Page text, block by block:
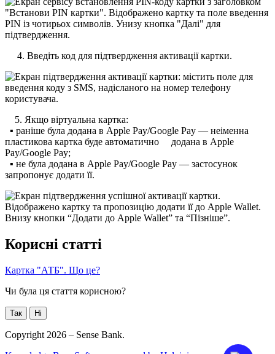
4. Введіть код для підтвердження активації картки.
5. Якщо віртуальна картка:
▪ раніше була додана в Apple Pay/Google Pay — неіменна
пластикова картка буде автоматично додана в Apple
Pay/Google Pay;
▪ не була додана в Apple Pay/Google Pay — застосунок
запропонує додати її.
Корисні статті
Картка "АТБ". Що це?
Чи була ця стаття корисною?
Так Ні
Copyright 2026 – Sense Bank.